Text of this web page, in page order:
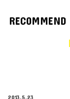
RECOMMEND
2013.5.23